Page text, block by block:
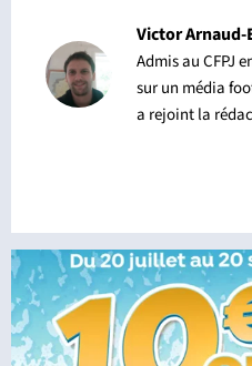
Victor
Admis au CFPJ
sur un média
a rejoint la